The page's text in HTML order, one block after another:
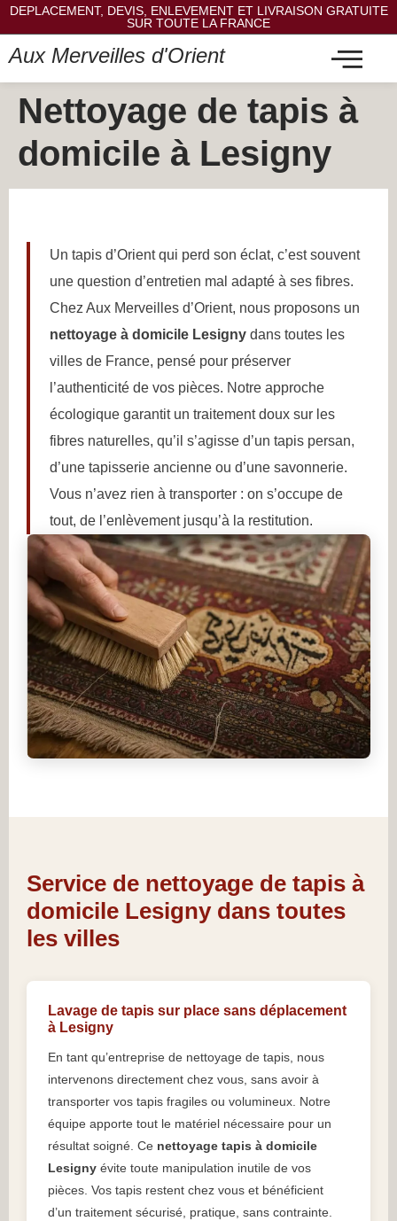
DEPLACEMENT, DEVIS, ENLEVEMENT ET LIVRAISON GRATUITE
SUR TOUTE LA FRANCE
Aux Merveilles d'Orient
Nettoyage de tapis à
domicile à Lesigny
Un tapis d’Orient qui perd son éclat, c’est souvent
une question d’entretien mal adapté à ses fibres.
Chez Aux Merveilles d’Orient, nous proposons un
nettoyage à domicile Lesigny dans toutes les
villes de France, pensé pour préserver
l’authenticité de vos pièces. Notre approche
écologique garantit un traitement doux sur les
fibres naturelles, qu’il s’agisse d’un tapis persan,
d’une tapisserie ancienne ou d’une savonnerie.
Vous n’avez rien à transporter : on s’occupe de
tout, de l’enlèvement jusqu’à la restitution.
Service de nettoyage de tapis à
domicile Lesigny dans toutes
les villes
Lavage de tapis sur place sans déplacement
à Lesigny
En tant qu’entreprise de nettoyage de tapis, nous
intervenons directement chez vous, sans avoir à
transporter vos tapis fragiles ou volumineux. Notre
équipe apporte tout le matériel nécessaire pour un
résultat soigné. Ce nettoyage tapis à domicile
Lesigny évite toute manipulation inutile de vos
pièces. Vos tapis restent chez vous et bénéficient
d’un traitement sécurisé, pratique, sans contrainte.